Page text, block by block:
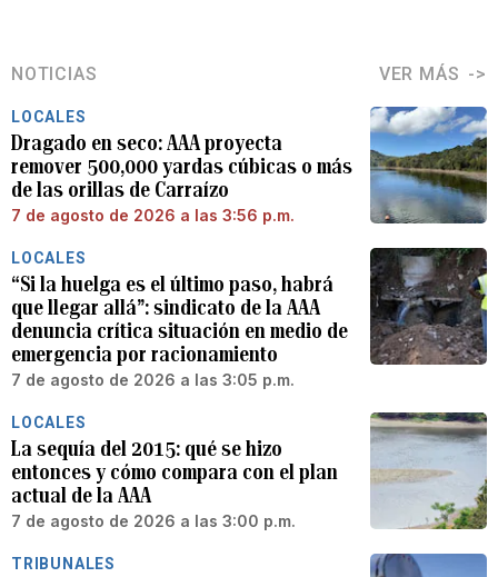
NOTICIAS VER MÁS
LOCALES
Dragado en seco: AAA proyecta
remover 500,000 yardas cúbicas o más
de las orillas de Carraízo
7 de agosto de 2026 a las 3:56 p.m.
LOCALES
“Si la huelga es el último paso, habrá
que llegar allá”: sindicato de la AAA
denuncia crítica situación en medio de
emergencia por racionamiento
7 de agosto de 2026 a las 3:05 p.m.
LOCALES
La sequía del 2015: qué se hizo
entonces y cómo compara con el plan
actual de la AAA
7 de agosto de 2026 a las 3:00 p.m.
TRIBUNALES